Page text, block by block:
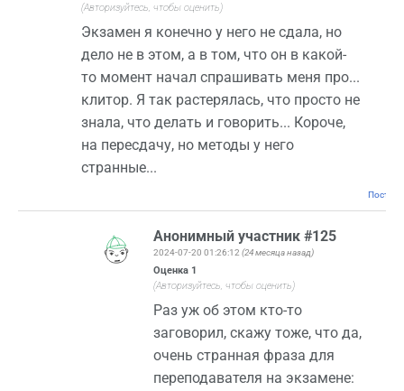
(Авторизуйтесь, чтобы оценить)
Экзамен я конечно у него не сдала, но
дело не в этом, а в том, что он в какой-
то момент начал спрашивать меня про...
клитор. Я так растерялась, что просто не
знала, что делать и говорить... Короче,
на пересдачу, но методы у него
странные...
Анонимный участник #125
2024-07-20 01:26:12(24 месяца назад)
Оценка 1
(Авторизуйтесь, чтобы оценить)
Раз уж об этом кто-то
заговорил, скажу тоже, что да,
очень странная фраза для
переподавателя на экзамене: